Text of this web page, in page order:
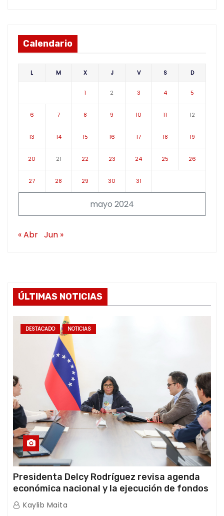
Calendario
mayo 2024
L M X J V S D
1 2 3 4 5
6 7 8 9 10 11 12
13 14 15 16 17 18 19
20 21 22 23 24 25 26
27 28 29 30 31
« Abr Jun »
ÚLTIMAS NOTICIAS
DESTACADO NOTICIAS
Presidenta Delcy Rodríguez revisa agenda
económica nacional y la ejecución de fondos
de emergencia post-sismos
Kaylib Maita